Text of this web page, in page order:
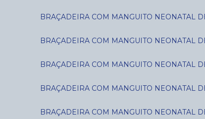
BRAÇADEIRA COM MANGUITO NEONATAL
BRAÇADEIRA COM MANGUITO NEONATAL
BRAÇADEIRA COM MANGUITO NEONATAL
BRAÇADEIRA COM MANGUITO NEONATAL
BRAÇADEIRA COM MANGUITO NEONATAL